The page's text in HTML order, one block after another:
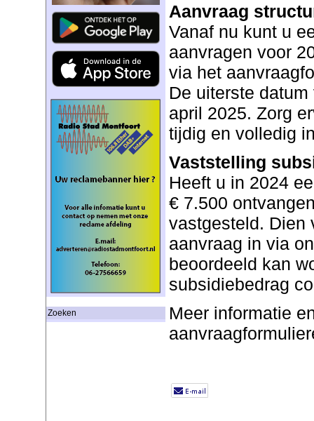
Zoeken
Aanvraag
Vanaf nu kunt u
aanvragen voor
via het
De uiterste
april 2025. Zorg
tijdig en volledig
Vaststelling
Heeft u in 2024
€ 7.500
vastgesteld. Dien
aanvraag in via
beoordeeld kan
subsidiebedrag
Meer informatie